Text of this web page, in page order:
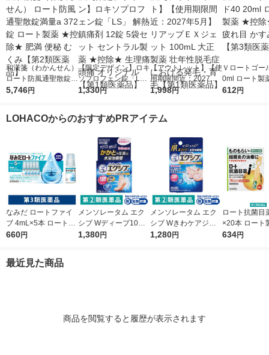
和漢箋（わかんせん）
ロート防風通聖散錠満
量a 372錠 ロート製薬
5,746円
【限定デザイン】ロキ
ソプロフェン錠「L
S」 解熱鎮痛剤 12錠
頭痛 オリジナル【第1
1,330円
【アウトレット】【使
用期限間近：2027年5
月】リアップＥＸジェ
発毛・育毛【第1類医
1,998円
Ｖロートゴー
0ml ロート製
除★ 目薬 疲
612円
LOHACOからのおすすめPRアイテム
なみだ ロートファイ
ブ 4mL×5本 ロート製
薬 目薬 乾き目 疲れ目
660円
メンソレータム エク
シブ Wディープ10ク
リーム ロート製薬★
1,380円
メンソレータム エク
シブ Wきわケアジェ
ル 15g ロート製薬 ★
1,280円
ロート抗菌目
×20本 ロート
薬 ものもらい
634円
最近見た商品
商品を閲覧すると履歴が表示されます